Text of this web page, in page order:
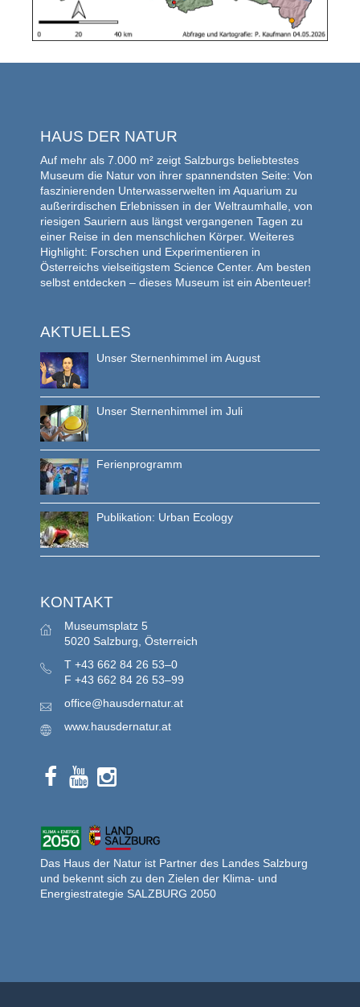
HAUS DER NATUR
Auf mehr als 7.000 m² zeigt Salzburgs beliebtestes
Museum die Natur von ihrer spannendsten Seite: Von
faszinierenden Unterwasserwelten im Aquarium zu
außerirdischen Erlebnissen in der Weltraumhalle, von
riesigen Sauriern aus längst vergangenen Tagen zu
einer Reise in den menschlichen Körper. Weiteres
Highlight: Forschen und Experimentieren in
Österreichs vielseitigstem Science Center. Am besten
selbst entdecken – dieses Museum ist ein Abenteuer!
AKTUELLES
Unser Sternenhimmel im August
Unser Sternenhimmel im Juli
Ferienprogramm
Publikation: Urban Ecology
KONTAKT
Museumsplatz 5
5020 Salzburg, Österreich
T +43 662 84 26 53–0
F +43 662 84 26 53–99
office@hausdernatur.at
www.hausdernatur.at
Das Haus der Natur ist Partner des Landes Salzburg
und bekennt sich zu den Zielen der Klima- und
Energiestrategie SALZBURG 2050